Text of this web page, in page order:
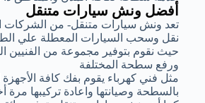
أفضل ونش سيارات متنقل
تعد ونش سيارات متنقل- من الشركات
نقل وسحب السيارات المعطلة علي
حيث نقوم بتوفير مجموعة من
ورفع سطحة المختلفة
مثل فني كهرباء يقوم بفك كافة الأجهزة
بالسطحة وصيانتها واعادة تركيبها مرة